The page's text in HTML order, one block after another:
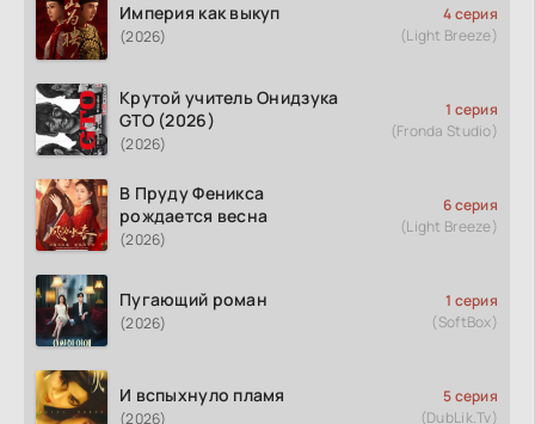
Империя как выкуп
(2026)
4 серия
(Light Breeze)
Крутой учитель Онидзука
GTO (2026)
(2026)
1 серия
(Fronda Studio)
В Пруду Феникса
рождается весна
(2026)
6 серия
(Light Breeze)
Пугающий роман
(2026)
1 серия
(SoftBox)
И вспыхнуло пламя
(2026)
5 серия
(DubLik.Tv)